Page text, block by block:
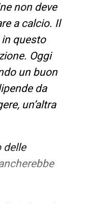
non deve
a calcio. Il
questo
Oggi
un buon
da
un’altra
delle
giallo nel